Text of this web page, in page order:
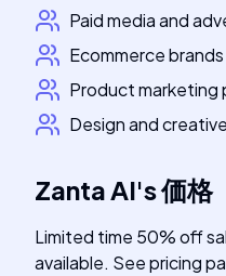
Paid media and
Ecommerce
Product marketing
Design and
Zanta AI's価格
Limited time 50% off
available. See pricing